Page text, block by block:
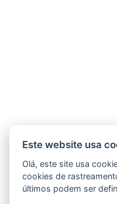
Este website usa
Olá, este site usa
cookies de
últimos podem ser